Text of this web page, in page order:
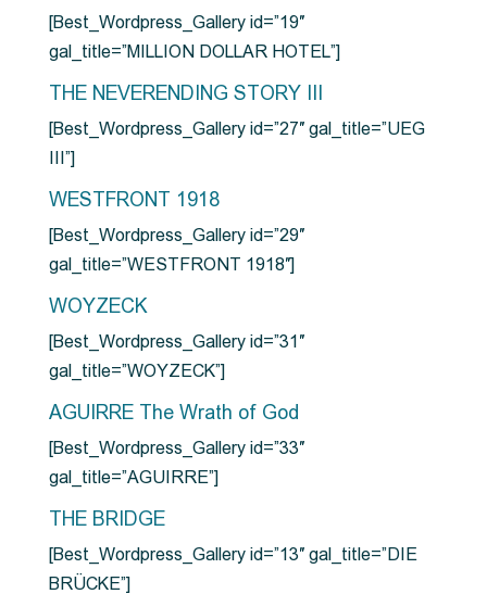
[Best_Wordpress_Gallery id=”19″
gal_title=”MILLION DOLLAR HOTEL”]
THE NEVERENDING STORY III
[Best_Wordpress_Gallery id=”27″ gal_title=”UEG
III”]
WESTFRONT 1918
[Best_Wordpress_Gallery id=”29″
gal_title=”WESTFRONT 1918″]
WOYZECK
[Best_Wordpress_Gallery id=”31″
gal_title=”WOYZECK”]
AGUIRRE The Wrath of God
[Best_Wordpress_Gallery id=”33″
gal_title=”AGUIRRE”]
THE BRIDGE
[Best_Wordpress_Gallery id=”13″ gal_title=”DIE
BRÜCKE”]